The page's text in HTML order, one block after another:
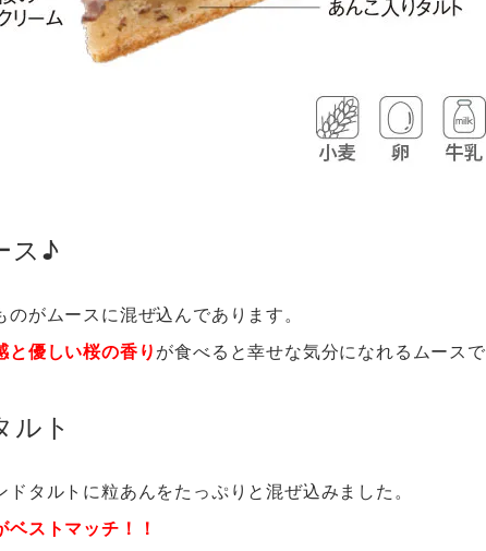
ス♪
がムースに混ぜ込んであります。
と優しい桜の香りが食べると幸せな気分になれるムース
ルト
タルトに粒あんをたっぷりと混ぜ込みました。
ストマッチ！！